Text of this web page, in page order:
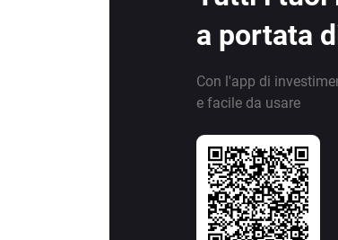
a portata
Con l'app di
e facile da usare